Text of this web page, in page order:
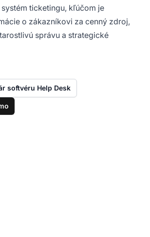
ticketingu, kľúčom je
o zákazníkovi za cenný zdroj,
správu a strategické
softvéru Help Desk